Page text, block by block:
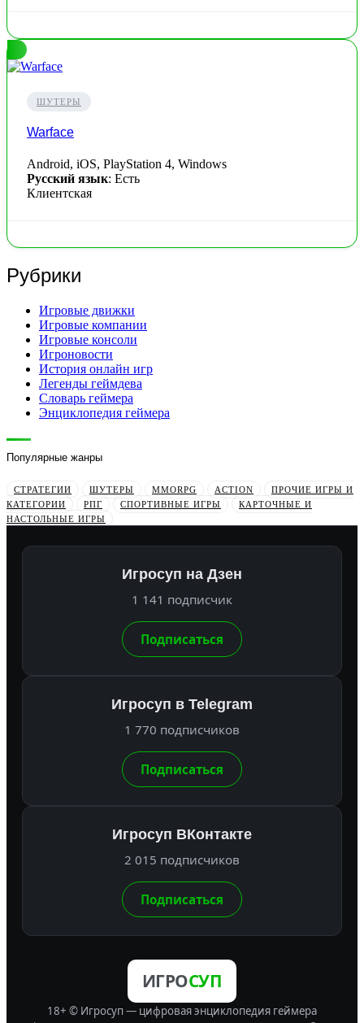
ШУТЕРЫ
Warface
Android, iOS, PlayStation 4, Windows
Русский язык: Есть
Клиентская
Рубрики
Игровые движки
Игровые компании
Игровые консоли
Игроновости
История онлайн игр
Легенды геймдева
Словарь геймера
Энциклопедия геймера
Популярные жанры
СТРАТЕГИИ ШУТЕРЫ MMORPG ACTION
ПРОЧИЕ ИГРЫ И
КАТЕГОРИИ
РПГ СПОРТИВНЫЕ ИГРЫ
КАРТОЧНЫЕ И
НАСТОЛЬНЫЕ ИГРЫ
Игросуп на Дзен
1 141 подписчик
Подписаться
Игросуп в Telegram
1 770 подписчиков
Подписаться
Игросуп ВКонтакте
2 015 подписчиков
Подписаться
ИГРОСУП
18+ © Игросуп — цифровая энциклопедия геймера